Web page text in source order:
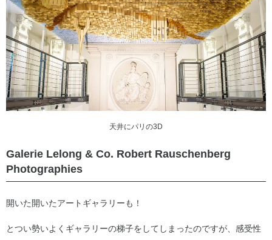
天井にパリの3D
Galerie Lelong & Co. Robert Rauschenberg
Photographies
開いた開いたアートギャラリーも！
とつい勢いよくギャラリーの梯子をしてしまったのですが、感受性